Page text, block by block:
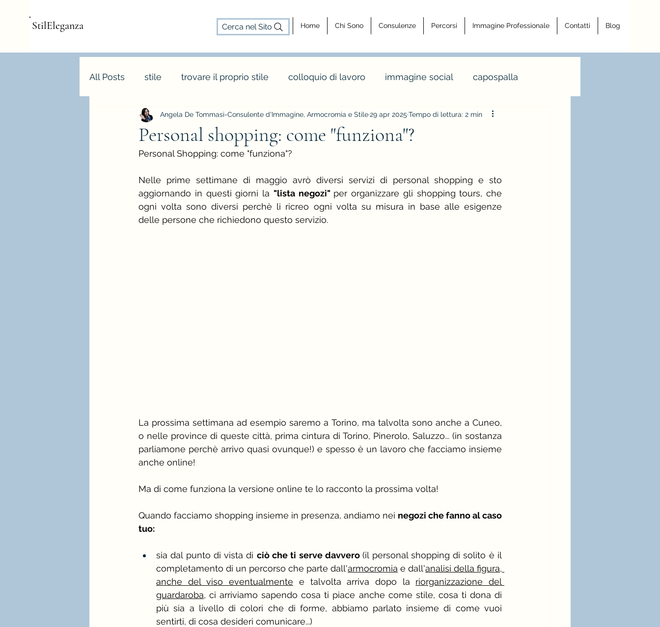
StilEleganza Cerca nel Sito Home Chi Sono Consulenze Percorsi Immagine Professionale Contatti Blog
All Posts stile trovare il proprio stile colloquio di lavoro immagine social capospalla
consulenza d'immagine cosa fa un consulente d'immagine consulenza armocromia
armocromia forme body shapes stagione e palette inverno
stagione e palette autunno colori e abbinamenti di colore vintage e rètro
Personal shopping: come "funziona"?
Angela De Tommasi-Consulente d'Immagine, Armocromia e Stile29 apr 2025 Tempo di lettura: 2 min
Personal Shopping: come "funziona"?
Nelle prime settimane di maggio avrò diversi servizi di personal shopping e sto
aggiornando in questi giorni la "lista negozi" per organizzare gli shopping tours, che
ogni volta sono diversi perchè li ricreo ogni volta su misura in base alle esigenze
delle persone che richiedono questo servizio.
La prossima settimana ad esempio saremo a Torino, ma talvolta sono anche a Cuneo,
o nelle province di queste città, prima cintura di Torino, Pinerolo, Saluzzo... (in sostanza
parliamone perchè arrivo quasi ovunque!) e spesso è un lavoro che facciamo insieme
anche online!
Ma di come funziona la versione online te lo racconto la prossima volta!
Quando facciamo shopping insieme in presenza, andiamo nei negozi che fanno al caso
tuo:
sia dal punto di vista di ciò che ti serve davvero (il personal shopping di solito è il
completamento di un percorso che parte dall'armocromia e dall'analisi della figura,
anche del viso eventualmente e talvolta arriva dopo la riorganizzazione del
guardaroba, ci arriviamo sapendo cosa ti piace anche come stile, cosa ti dona di
più sia a livello di colori che di forme, abbiamo parlato insieme di come vuoi
sentirti, di cosa desideri comunicare...)